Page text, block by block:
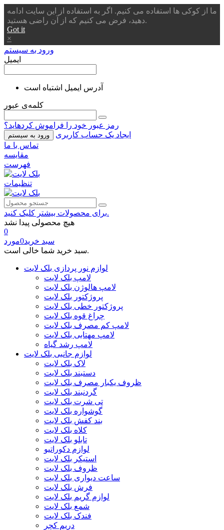
ما از کوکی ها استفاده می کنیم. اگر به استفاده از این سایت ادامه
دهید، فرض می کنیم که از آن راضی هستید.
Got it
×
ورود به سیستم
ایمیل
آدرس ایمیل اشتباه است
کلمه‌ی عبور
رمز عبور خود را فراموش کردهاید؟
ورود به سیستم
ایجاد یک حساب کاربری
تماس با ما
مقایسه
فهرست
تنظیمات
برای محصولات بیشتر کلیک کنید.
هیچ محصولی پیدا نشد
0
سبد خرید0مورد
سبد خرید شما خالی است.
لوازم نور پردازی بلک لایت
لامپ بلک لایت
لامپ هالوژن بلک لایت
پروژکتور بلک لایت
پروژکتور خطی بلک لایت
چراغ قوه بلک لایت
لامپ کم مصرف بلک لایت
لامپ مهتابی بلک لایت
لامپ رشد گیاه
لوازم جانبی بلک لایت
لاک بلک لایت
دستبند بلک لایت
ظروف یکبار مصرف بلک لایت
گردنبند بلک لایت
تی شرت بلک لایت
گوشواره بلک لایت
بند کفش بلک لایت
کلاه بلک لایت
تابلو بلک لایت
لوازم دکوراتیو
استیکر بلک لایت
ظروف بلک لایت
ساعت دیواری بلک لایت
فرش بلک لایت
لوازم گریم بلک لایت
شمع بلک لایت
فندک بلک لایت
دریم کچر